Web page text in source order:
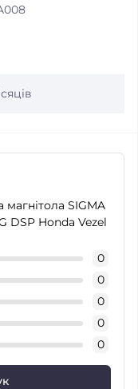
SIGMA
DSP Honda Vezel
0
0
0
0
0